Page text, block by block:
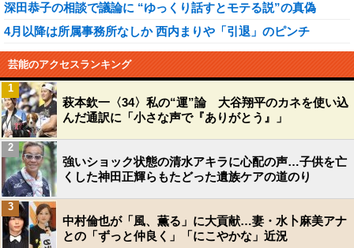
深田恭子の相談で議論に “ゆっくり話すとモテる説”の真偽
4月以降は所属事務所なしか 西内まりや「引退」のピンチ
芸能のアクセスランキング
萩本欽一〈34〉私の“運”論 大谷翔平のカネを使い込
んだ通訳に「小さな声で『ありがとう』」
1
強いショック状態の清水アキラに心配の声…子供を亡
くした神田正輝らもたどった遺族ケアの道のり
2
中村倫也が「風、薫る」に大貢献…妻・水卜麻美アナ
との「ずっと仲良く」「にこやかな」近況
3